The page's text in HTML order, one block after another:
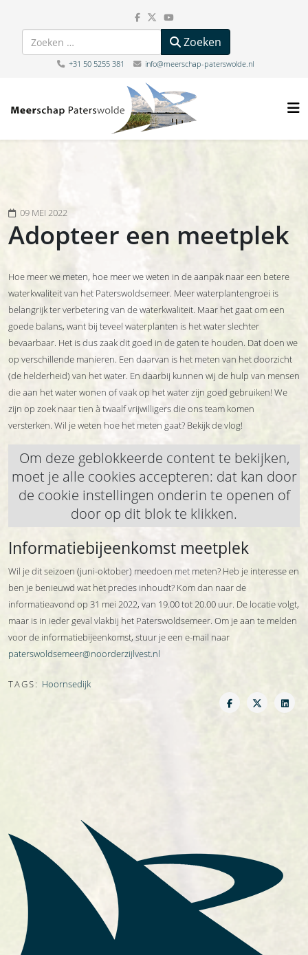
Zoeken Zoeken
+31 50 5255 381 info@meerschap-paterswolde.nl
09 MEI 2022
Adopteer een meetplek
Hoe meer we meten, hoe meer we weten in de aanpak naar een betere
waterkwaliteit van het Paterswoldsemeer. Meer waterplantengroei is
belangrijk ter verbetering van de waterkwaliteit. Maar het gaat om een
goede balans, want bij teveel waterplanten is het water slechter
bevaarbaar. Het is dus zaak dit goed in de gaten te houden. Dat doen we
op verschillende manieren. Een daarvan is het meten van het doorzicht
(de helderheid) van het water. En daarbij kunnen wij de hulp van mensen
die aan het water wonen of vaak op het water zijn goed gebruiken! We
zijn op zoek naar tien à twaalf vrijwilligers die ons team komen
versterken. Wil je weten hoe het meten gaat? Bekijk de vlog!
Om deze geblokkeerde content te bekijken,
moet je alle cookies accepteren: dat kan door
de cookie instellingen onderin te openen of
door op dit blok te klikken.
Informatiebijeenkomst meetplek
Wil je dit seizoen (juni-oktober) meedoen met meten? Heb je interesse en
ben je benieuwd wat het precies inhoudt? Kom dan naar de
informatieavond op 31 mei 2022, van 19.00 tot 20.00 uur. De locatie volgt,
maar is in ieder geval vlakbij het Paterswoldsemeer. Om je aan te melden
voor de informatiebijeenkomst, stuur je een e-mail naar
paterswoldsemeer@noorderzijlvest.nl
TAGS: Hoornsedijk